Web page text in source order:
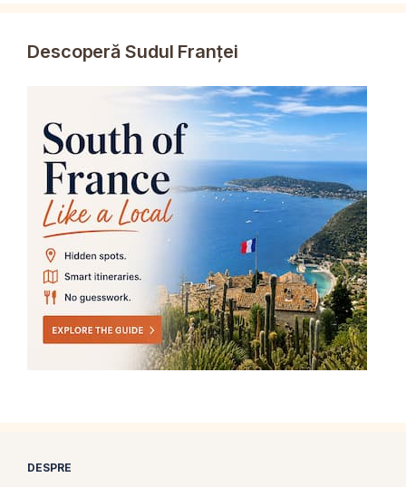
Descoperă Sudul Franței
DESPRE